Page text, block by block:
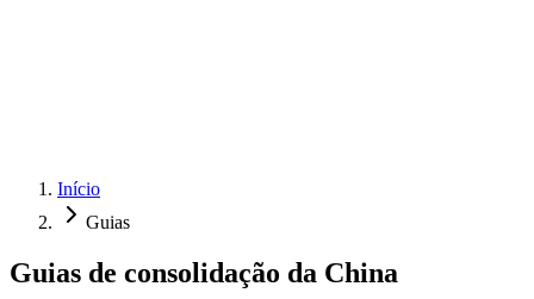
Início
Guias
Guias de consolidação da China